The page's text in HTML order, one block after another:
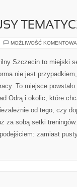
MOŻLIWOŚĆ
Szczecin to miejski
nie jest
To miejsce
Odrą i okolic, które
od tego, czy
za sobą setki
zamiast